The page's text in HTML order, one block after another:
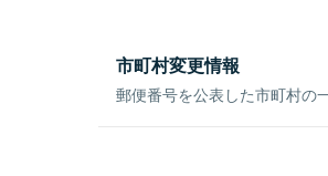
市町村変更情報
郵便番号を公表した市町村の